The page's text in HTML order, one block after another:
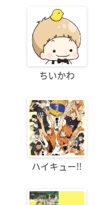
ちいかわ
ハイキュー!!